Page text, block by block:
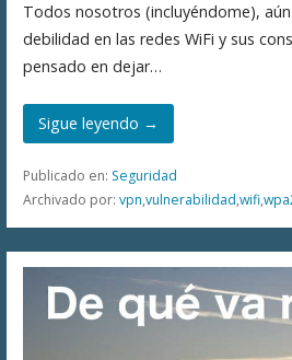
Todos nosotros (incluyéndome),
debilidad en las redes WiFi y sus
pensado en dejar…
Sigue leyendo →
Publicado en: Seguridad
Archivado por: vpn,vulnerabilidad,wifi,